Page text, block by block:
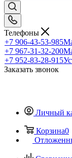
Телефоны
+7 906-43-53-985
+7 967-31-32-200
+7 952-83-28-915
Заказать звонок
Личный
Корзина0